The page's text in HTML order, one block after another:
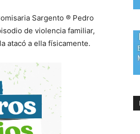
Sargento ® Pedro
de violencia familiar,
atacó a ella físicamente.